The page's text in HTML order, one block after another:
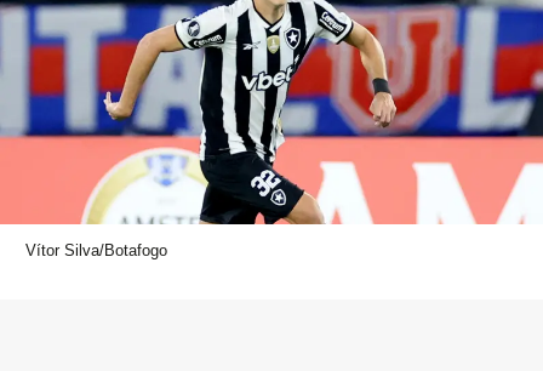
Vítor Silva/Botafogo